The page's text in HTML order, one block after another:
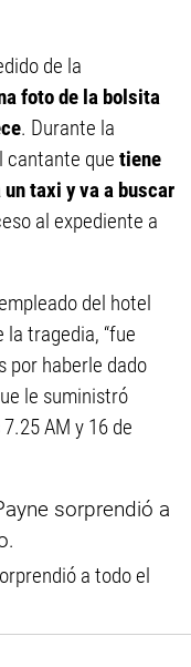
de la
foto de la bolsita
. Durante la
cantante que tiene
taxi y va a buscar
al expediente a
del hotel
tragedia, “fue
por haberle dado
le suministró
AM y 16 de
a todo el